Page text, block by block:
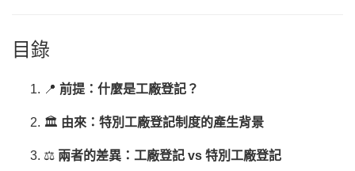
目錄
📍 前提：什麼是工廠登記？
🏛 由來：特別工廠登記制度的產生背景
⚖️ 兩者的差異：工廠登記 vs 特別工廠登記